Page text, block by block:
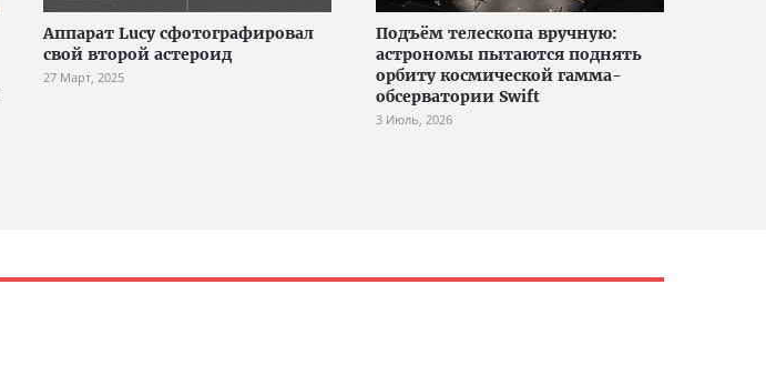
Аппарат Lucy сфотографировал
свой второй астероид
27 Март, 2025
Подъём телескопа вручную:
астрономы пытаются поднять
орбиту космической гамма-
обсерватории Swift
3 Июль, 2026